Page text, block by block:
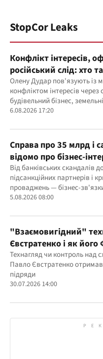
StopCor Leaks
Конфлікт інтересів,
російський слід: хто
Олену Дудар пов'язують із
конфліктом інтересів через
будівельний бізнес,
судові справи
6.08.2026 17:20
Справа про 35 млрд і
відомо про бізнес-
"Родовід Банку" до
Від банківських скандалів
підсанкційних партнерів і
проваджень — бізнес-
Дядечка й досі
5.08.2026 08:00
"Взаємовигідний"
Євстратенко і як
бюджетних
Технагляд чи контроль над
Павло Євстратенко отримав
підряди
30.07.2026 14:00